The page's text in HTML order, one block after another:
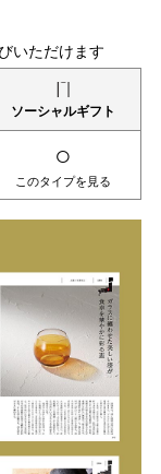
いただけます
ソーシャルギフト
○
このタイプを見る